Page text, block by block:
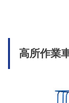
高所作業